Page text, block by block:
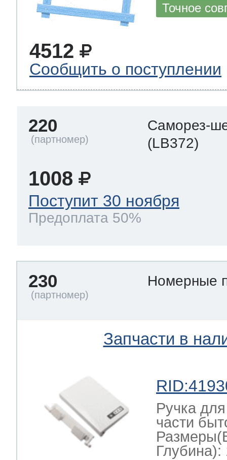
Точное
4512
Сообщить о поступлении
220
Саморез-
(LB372)
1008
Поступит 30 ноября
Предоплата 50%
230 Номерные
Запчасти в
Ручка
части
Глубина):